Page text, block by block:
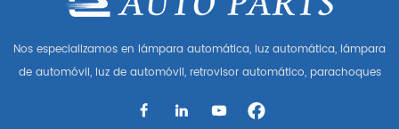
Nos especializamos en lámpara automática, luz automática, lámpara
de automóvil, luz de automóvil, retrovisor automático, parachoques
automático, parte del cuerpo automática, etc. y accesorios de